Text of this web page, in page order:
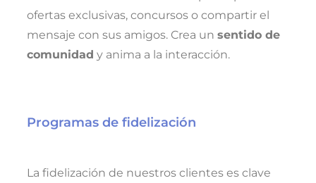
ofertas exclusivas, concursos o compartir el
mensaje con sus amigos. Crea un sentido de
comunidad y anima a la interacción.
Programas de fidelización
La fidelización de nuestros clientes es clave